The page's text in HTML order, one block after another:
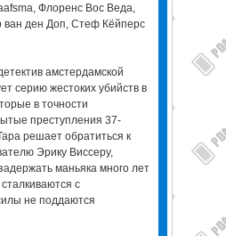
Флоренс Вос Веда,
ван ден Доп, Стеф Кёйперс
амстердамской
серию жестоких убийств в
в точности
преступления 37-
решает обратиться к
Эрику Виссеру,
маньяка много лет
с
не поддаются